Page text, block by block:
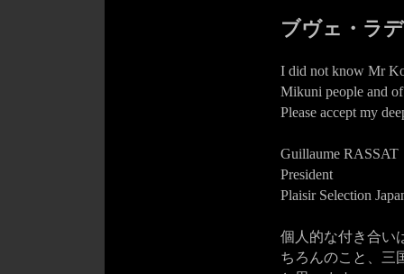
ブヴェ・ラ
I did not know Mr
Mikuni people and
Please accept my
Guillaume RASSAT
President
Plaisir Selection
個人的な付き合い
ちろんのこと、三